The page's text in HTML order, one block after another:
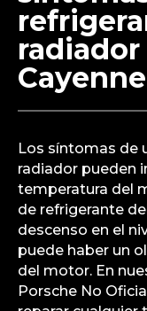
¿Cuáles
Los síntomas de